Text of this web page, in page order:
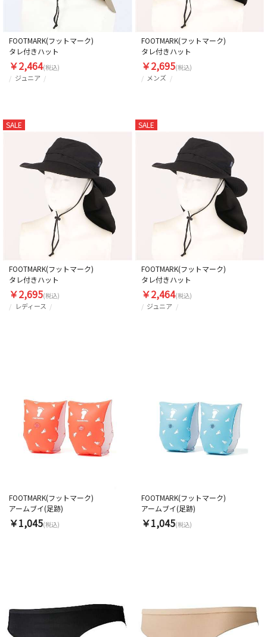
ジュニア
FOOTMARK(フットマーク)
タレ付きハット
￥2,464(税込)
メンズ
FOOTMARK(フットマーク)
タレ付きハット
￥2,695(税込)
SALE
レディース
FOOTMARK(フットマーク)
タレ付きハット
￥2,695(税込)
SALE
ジュニア
FOOTMARK(フットマーク)
タレ付きハット
￥2,464(税込)
FOOTMARK(フットマーク)
アームブイ(足跡)
￥1,045(税込)
FOOTMARK(フットマーク)
アームブイ(足跡)
￥1,045(税込)